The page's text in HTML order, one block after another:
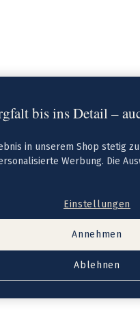
bis ins Detail –
in unserem Shop stetig
Werbung. Die
Einstellungen
Ablehnen
Annehmen